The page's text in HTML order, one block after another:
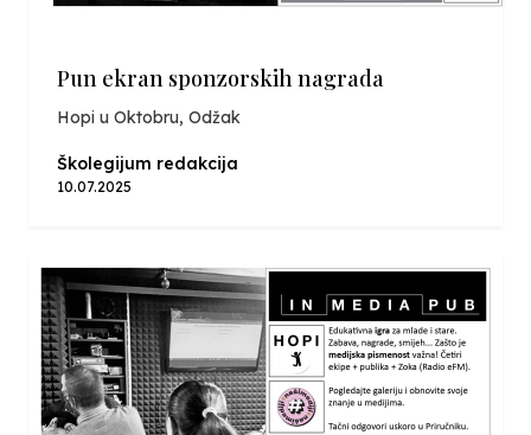
Pun ekran sponzorskih nagrada
Hopi u Oktobru, Odžak
Školegijum redakcija
10.07.2025